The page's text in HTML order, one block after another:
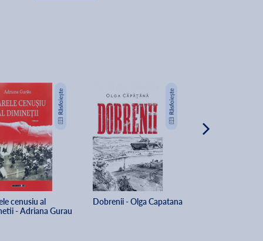
cenusiu al
- Adriana Gurau
Dobrenii - Olga Capatana